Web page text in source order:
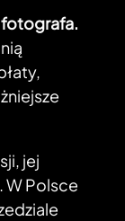
fotografa.
jej
W Polsce